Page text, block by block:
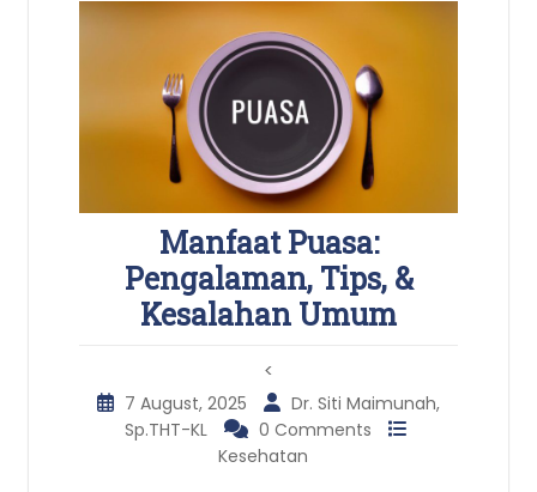
Manfaat Puasa:
Pengalaman, Tips, &
Kesalahan Umum
<
7 August, 2025
Dr. Siti Maimunah,
Sp.THT-KL
0 Comments
Kesehatan